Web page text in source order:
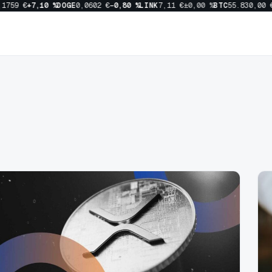
€ +7,10 % DOGE0,0602 € −0,80 % LINK7,11 € ±0,00 % BTC55.830,00 €